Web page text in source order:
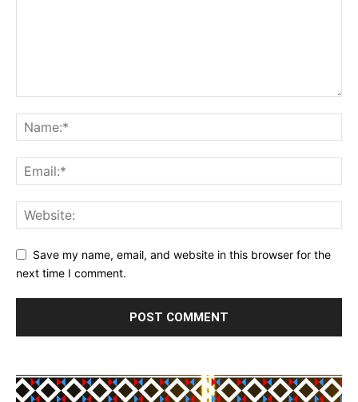
Save my name, email, and website in this browser for the
next time I comment.